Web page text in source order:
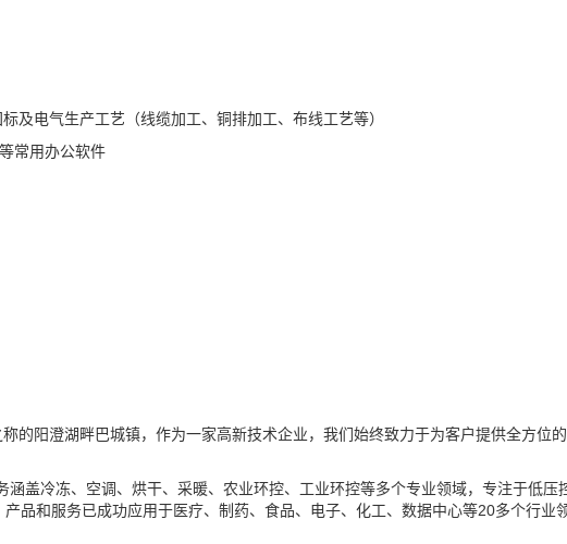
及电气生产工艺（线缆加工、铜排加工、布线工艺等）
常用办公软件
的阳澄湖畔巴城镇，作为一家高新技术企业，我们始终致力于为客户提供全方位的
盖冷冻、空调、烘干、采暖、农业环控、工业环控等多个专业领域，专注于低压
品和服务已成功应用于医疗、制药、食品、电子、化工、数据中心等20多个行业